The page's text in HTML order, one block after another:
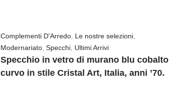
Complementi D'Arredo Le nostre selezioni
Modernariato ,Specchi Ultimi Arrivi
Specchio in vetro di murano blu cobalto
curvo in stile Cristal Art, Italia, anni ’70.